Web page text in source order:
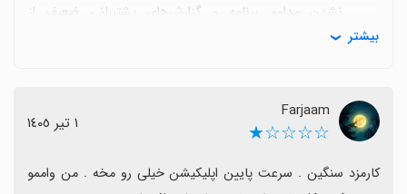
نشدن مداوم برنامه و گزارش‌های پشتیبانی ضعیف از
نگرانی‌های رایج هستند.
بعضی کاربران هنوز استفاده نکرده‌اند یا در حال
تصمیم‌گیری‌اند تا نظر نهایی بدهند.
به‌طور کلی این مشکلات قابل رفع و معمولاً موقتی‌اند و با
به‌روزرسانی‌ها و بهبود پشتیبانی می‌تواند تجربه بهتری ارائه
بیشتر
Farjaam
☆☆☆☆★ ١ تیر ١٤٠٥